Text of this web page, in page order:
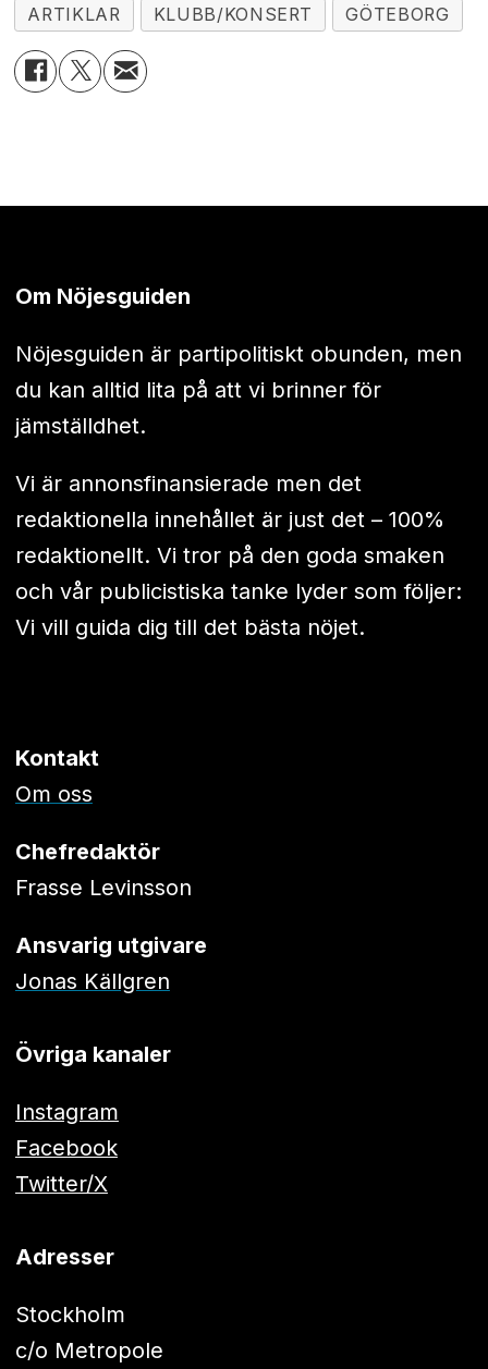
ARTIKLAR KLUBB/KONSERT GÖTEBORG
Om Nöjesguiden
Nöjesguiden är partipolitiskt obunden, men
du kan alltid lita på att vi brinner för
jämställdhet.
Vi är annonsfinansierade men det
redaktionella innehållet är just det – 100%
redaktionellt. Vi tror på den goda smaken
och vår publicistiska tanke lyder som följer:
Vi vill guida dig till det bästa nöjet.
Kontakt
Om oss
Chefredaktör
Frasse Levinsson
Ansvarig utgivare
Jonas Källgren
Övriga kanaler
Instagram
Facebook
Twitter/X
Adresser
Stockholm
c/o Metropole